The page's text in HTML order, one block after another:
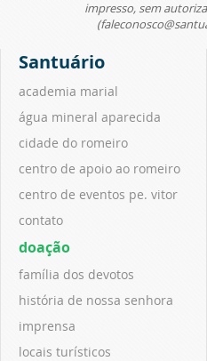
impresso, sem
Santuário
academia marial
água mineral aparecida
cidade do romeiro
centro de apoio ao romeiro
centro de eventos pe. vitor
contato
doação
família dos devotos
história de nossa senhora
imprensa
locais turísticos